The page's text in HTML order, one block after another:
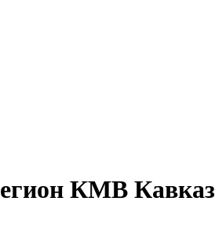
КМВ Кавказ